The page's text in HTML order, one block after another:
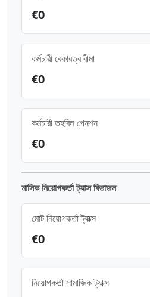
€0
কর্মচারী বেকারত্ব বীমা
€0
কর্মচারী তহবিল পেনশন
€0
মাসিক নিয়োগকর্তা ট্যাক্স বিভাজন
মোট নিয়োগকর্তা ট্যাক্স
€0
নিয়োগকর্তা সামাজিক ট্যাক্স